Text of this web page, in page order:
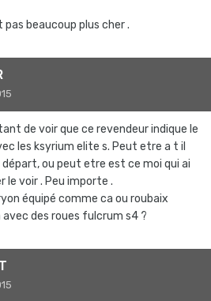
beaucoup plus cher .
de voir que ce revendeur indique le
les ksyrium elite s. Peut etre a t il
ou peut etre est ce moi qui ai
le voir . Peu importe .
équipé comme ca ou roubaix
des roues fulcrum s4 ?